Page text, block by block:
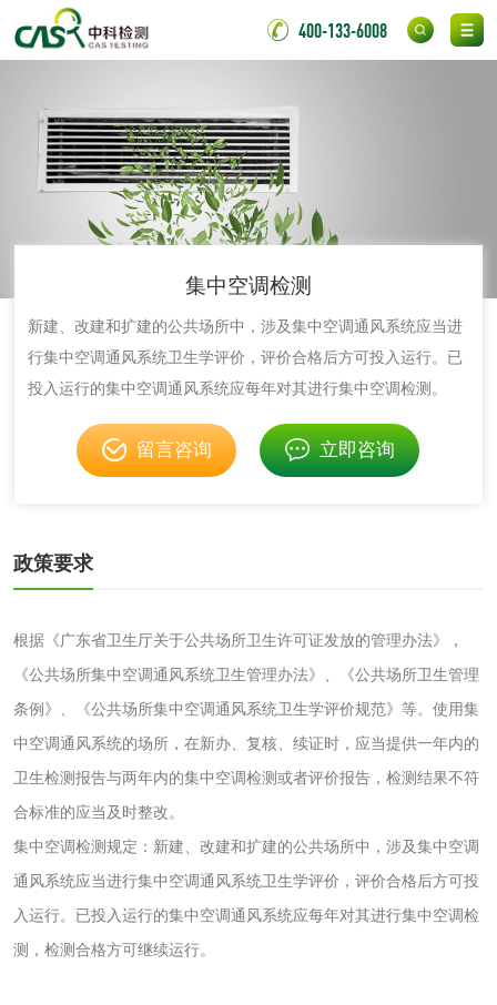
400-133-6008
集中空调检测
新建、改建和扩建的公共场所中，涉及集中空调通风系统应当进
行集中空调通风系统卫生学评价，评价合格后方可投入运行。已
投入运行的集中空调通风系统应每年对其进行集中空调检测。
留言咨询 立即咨询
政策要求
根据《广东省卫生厅关于公共场所卫生许可证发放的管理办法》，
《公共场所集中空调通风系统卫生管理办法》、《公共场所卫生管理
条例》、《公共场所集中空调通风系统卫生学评价规范》等。使用集
中空调通风系统的场所，在新办、复核、续证时，应当提供一年内的
卫生检测报告与两年内的集中空调检测或者评价报告，检测结果不符
合标准的应当及时整改。
集中空调检测规定：新建、改建和扩建的公共场所中，涉及集中空调
通风系统应当进行集中空调通风系统卫生学评价，评价合格后方可投
入运行。已投入运行的集中空调通风系统应每年对其进行集中空调检
测，检测合格方可继续运行。
光触媒检测
消毒产品
成分分析配方研发
防霉检测
消毒产品备案 防螨除螨检测
化妆品
验
性试验
应试验
皮肤光变态反应试
验
洗衣液检测 洗涤剂检测
花露水检测 蚊香液检测